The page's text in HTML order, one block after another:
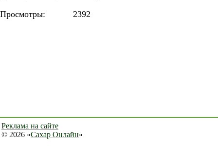
Просмотры:
2392
Реклама на сайте
© 2026 «Сахар Онлайн»